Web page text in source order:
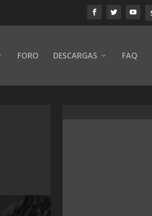
FORO DESCARGAS FAQ